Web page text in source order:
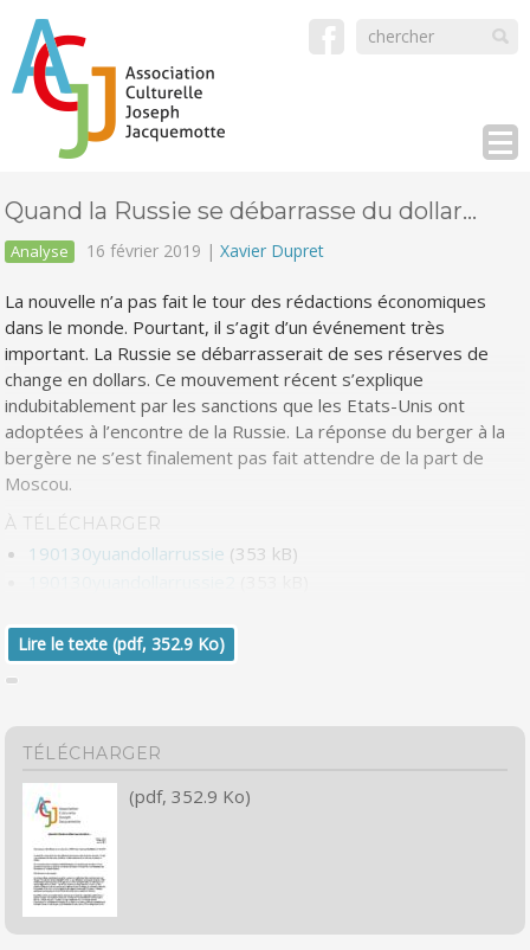
Quand la Russie se débarrasse du dollar…
Analyse 16 février 2019 |Xavier Dupret
La nouvelle n’a pas fait le tour des rédactions économiques
dans le monde. Pourtant, il s’agit d’un événement très
important. La Russie se débarrasserait de ses réserves de
change en dollars. Ce mouvement récent s’explique
indubitablement par les sanctions que les Etats-Unis ont
adoptées à l’encontre de la Russie. La réponse du berger à la
bergère ne s’est finalement pas fait attendre de la part de
Moscou.
À TÉLÉCHARGER
190130yuandollarrussie (353 kB)
Lire le texte (pdf, 352.9 Ko)
TÉLÉCHARGER
(pdf, 352.9 Ko)